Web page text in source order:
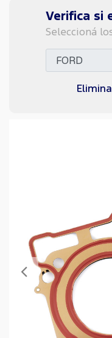
Verifica si
Seleccioná
Anterior